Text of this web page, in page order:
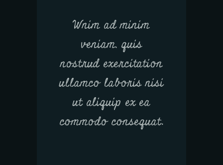
Wnim ad minim
veniam, quis
nostrud exercitation
ullamco laboris nisi
ut aliquip ex ea
commodo consequat.